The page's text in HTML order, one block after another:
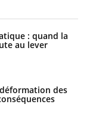
: quand la
au lever
des